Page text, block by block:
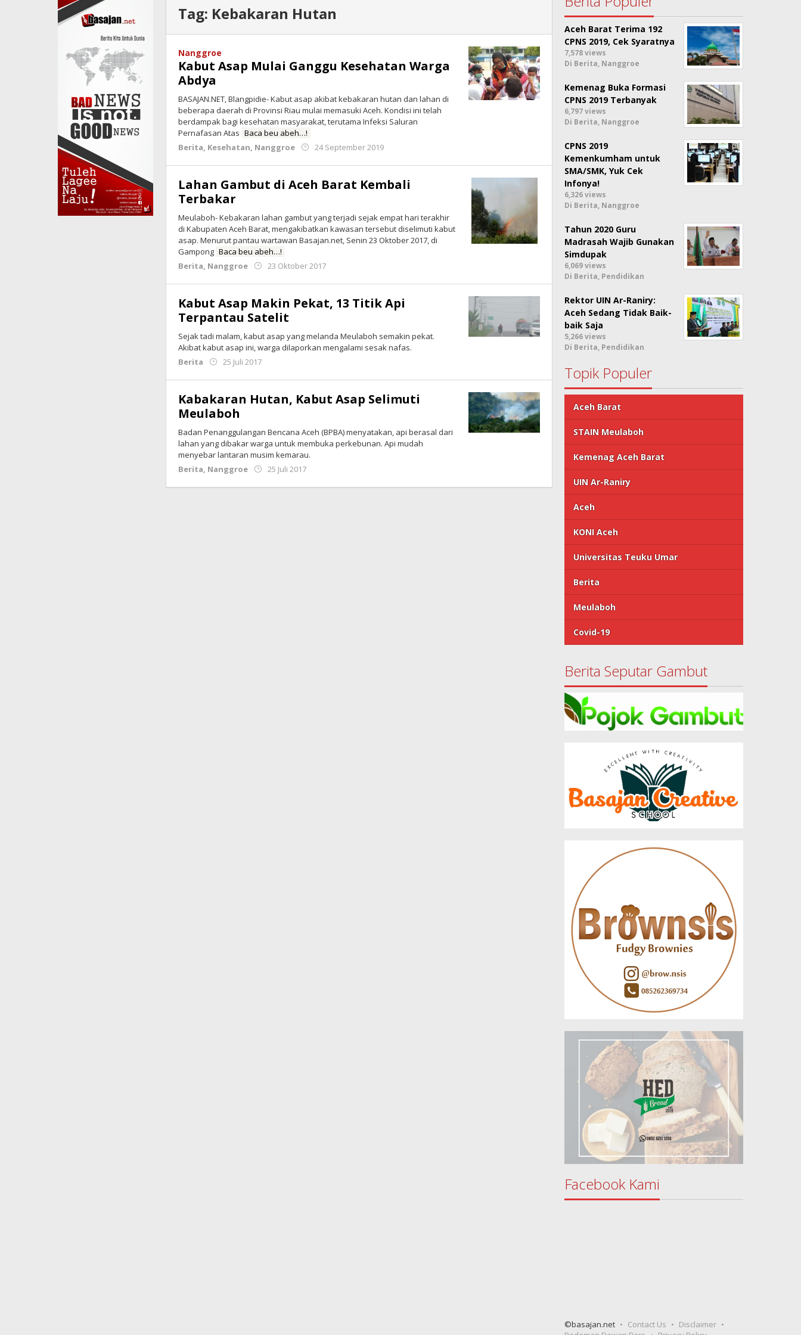
Tag: Kebakaran Hutan
Nanggroe
Kabut Asap Mulai Ganggu Kesehatan Warga
Abdya
BASAJAN.NET, Blangpidie- Kabut asap akibat kebakaran hutan dan lahan di
beberapa daerah di Provinsi Riau mulai memasuki Aceh. Kondisi ini telah
berdampak bagi kesehatan masyarakat, terutama Infeksi Saluran
Pernafasan Atas Baca beu abeh…!
Berita, Kesehatan, Nanggroe 24 September 2019
Lahan Gambut di Aceh Barat Kembali
Terbakar
Meulaboh- Kebakaran lahan gambut yang terjadi sejak empat hari terakhir
di Kabupaten Aceh Barat, mengakibatkan kawasan tersebut diselimuti kabut
asap. Menurut pantau wartawan Basajan.net, Senin 23 Oktober 2017, di
Gampong Baca beu abeh…!
Berita, Nanggroe 23 Oktober 2017
Ulfa
Kabut Asap Makin Pekat, 13 Titik Api
Terpantau Satelit
Sejak tadi malam, kabut asap yang melanda Meulaboh semakin pekat.
Akibat kabut asap ini, warga dilaporkan mengalami sesak nafas.
Berita
25 Juli 2017
Kabakaran Hutan, Kabut Asap Selimuti
Meulaboh
Badan Penanggulangan Bencana Aceh (BPBA) menyatakan, api berasal dari
lahan yang dibakar warga untuk membuka perkebunan. Api mudah
menyebar lantaran musim kemarau.
Berita, Nanggroe 25 Juli 2017
Aceh Barat Terima 192
CPNS 2019, Cek Syaratnya
7,578 views
Di Berita, Nanggroe
Kemenag Buka Formasi
CPNS 2019 Terbanyak
6,797 views
Di Berita, Nanggroe
CPNS 2019
Kemenkumham untuk
SMA/SMK, Yuk Cek
Infonya!
6,326 views
Di Berita, Nanggroe
Tahun 2020 Guru
Madrasah Wajib Gunakan
Simdupak
6,069 views
Di Berita, Pendidikan
Rektor UIN Ar-Raniry:
Aceh Sedang Tidak Baik-
baik Saja
5,266 views
Di Berita, Pendidikan
Topik Populer
Aceh Barat
STAIN Meulaboh
Kemenag Aceh Barat
UIN Ar-Raniry
Aceh
KONI Aceh
Universitas Teuku Umar
Berita
Meulaboh
Covid-19
Berita Seputar Gambut
Facebook Kami
©basajan.net Contact Us
Disclaimer